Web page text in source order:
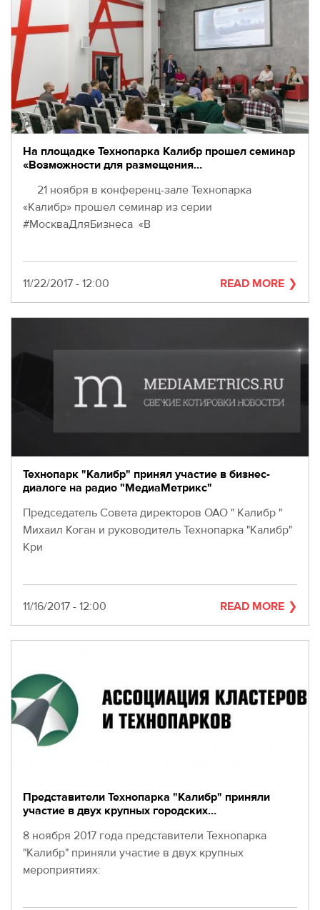
На площадке Технопарка Калибр прошел семинар
«Возможности для размещения…
21 ноября в конференц-зале Технопарка
«Калибр» прошел семинар из серии
#МоскваДляБизнеса «В
Date
11/22/2017 - 12:00 READ MORE
Технопарк "Калибр" принял участие в бизнес-
диалоге на радио "МедиаМетрикс"
Председатель Совета директоров ОАО " Калибр "
Михаил Коган и руководитель Технопарка "Калибр"
Кри
Date
11/16/2017 - 12:00 READ MORE
Представители Технопарка "Калибр" приняли
участие в двух крупных городских…
8 ноября 2017 года представители Технопарка
"Калибр" приняли участие в двух крупных
мероприятиях: